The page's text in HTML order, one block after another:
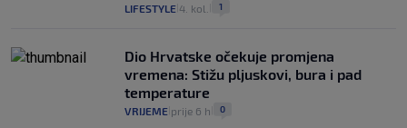
LIFESTYLE 4. kol. 1
Dio Hrvatske očekuje promjena
vremena: Stižu pljuskovi, bura i pad
temperature
VRIJEME prije 6 h 0